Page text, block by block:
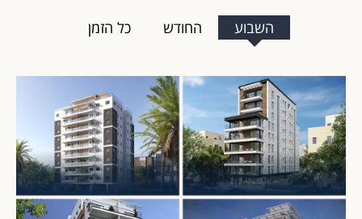
השבוע החודש כל הזמן